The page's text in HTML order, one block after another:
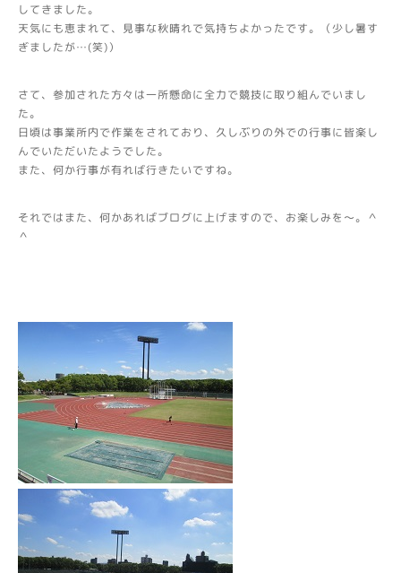
してきました。
天気にも恵まれて、見事な秋晴れで気持ちよかったです。（少し暑す
ぎましたが…(笑)）
さて、参加された方々は一所懸命に全力で競技に取り組んでいまし
た。
日頃は事業所内で作業をされており、久しぶりの外での行事に皆楽し
んでいただいたようでした。
また、何か行事が有れば行きたいですね。
それではまた、何かあればブログに上げますので、お楽しみを～。＾
＾